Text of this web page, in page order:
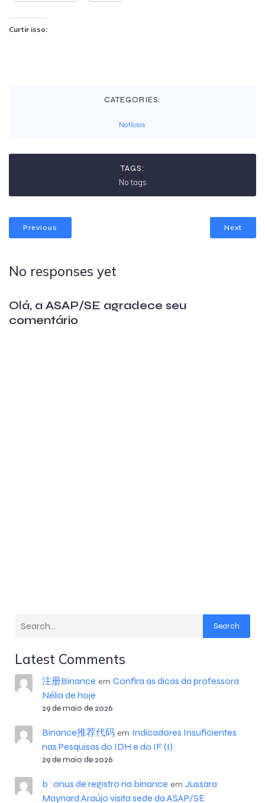
Curtir isso:
CATEGORIES:
Notícias
TAGS:
No tags
Previous Next
No responses yet
Olá, a ASAP/SE agradece seu
comentário
Search
Latest Comments
注册Binance em Confira as dicas da professora
Nélia de hoje
29 de maio de 2026
Binance推荐代码em Indicadores Insuficientes
nas Pesquisas do IDH e do IF (I)
29 de maio de 2026
b^onus de registro na binance em Jussara
Maynard Araújo visita sede da ASAP/SE